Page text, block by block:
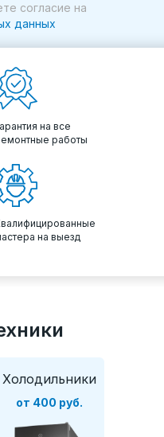
согласие на
данных
на все
работы
на выезд
от 400 руб.
Холодильники